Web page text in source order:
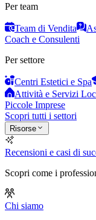
Per team
Team di Vendita
Coach e Consulenti
Per settore
Centri Estetici e Spa
Attività e Servizi
Piccole Imprese
Scopri tutti i settori
Risorse
Recensioni e casi di
Scopri come i
Chi siamo